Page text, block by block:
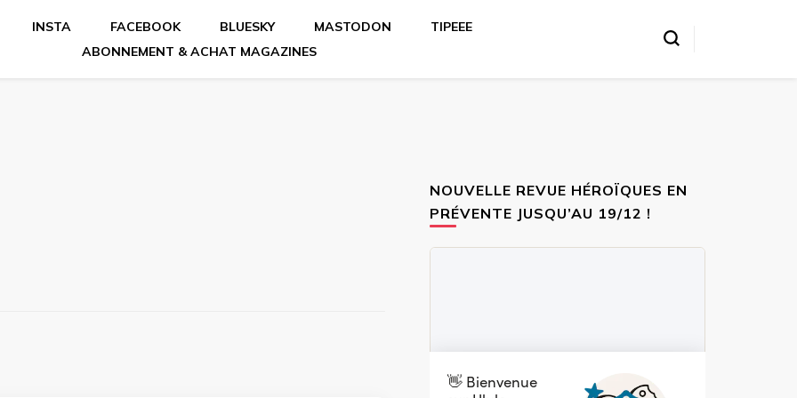
INSTA FACEBOOK BLUESKY MASTODON
TIPEEE
ABONNEMENT & ACHAT MAGAZINES
NOUVELLE REVUE HÉROÏQUES EN
PRÉVENTE JUSQU’AU 19/12 !